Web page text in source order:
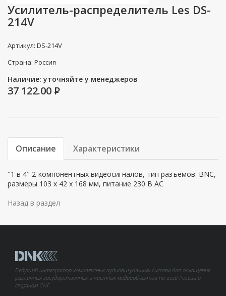
Усилитель-распределитель Les DS-
214V
Артикул: DS-214V
Страна: Россия
Наличие: уточняйте у менеджеров
37 122.00 P
Описание Характеристики
"1 в 4" 2-компонентных видеосигналов, тип разъемов: BNC,
размеры 103 х 42 х 168 мм, питание 230 В АС
Назад в раздел
Ведущий интегратор комплексных аудиовизуальных систем для оснащения
различных государственных и частных медиаобъектов по всей России и
странам СНГ.